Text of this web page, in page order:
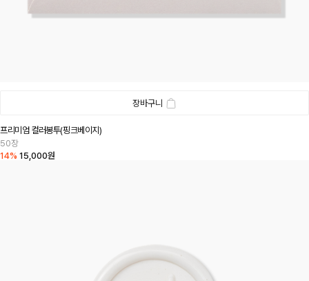
장바구니
프리미엄 컬러봉투(핑크베이지)
50장
14% 15,000원